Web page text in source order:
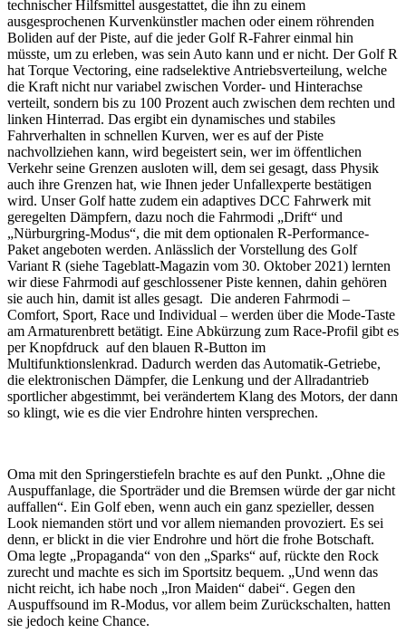
technischer Hilfsmittel ausgestattet, die ihn zu einem
ausgesprochenen Kurvenkünstler machen oder einem röhrenden
Boliden auf der Piste, auf die jeder Golf R-Fahrer einmal hin
müsste, um zu erleben, was sein Auto kann und er nicht. Der Golf R
hat Torque Vectoring, eine radselektive Antriebsverteilung, welche
die Kraft nicht nur variabel zwischen Vorder- und Hinterachse
verteilt, sondern bis zu 100 Prozent auch zwischen dem rechten und
linken Hinterrad. Das ergibt ein dynamisches und stabiles
Fahrverhalten in schnellen Kurven, wer es auf der Piste
nachvollziehen kann, wird begeistert sein, wer im öffentlichen
Verkehr seine Grenzen ausloten will, dem sei gesagt, dass Physik
auch ihre Grenzen hat, wie Ihnen jeder Unfallexperte bestätigen
wird. Unser Golf hatte zudem ein adaptives DCC Fahrwerk mit
geregelten Dämpfern, dazu noch die Fahrmodi „Drift“ und
„Nürburgring-Modus“, die mit dem optionalen R-Performance-
Paket angeboten werden. Anlässlich der Vorstellung des Golf
Variant R (siehe Tageblatt-Magazin vom 30. Oktober 2021) lernten
wir diese Fahrmodi auf geschlossener Piste kennen, dahin gehören
sie auch hin, damit ist alles gesagt. Die anderen Fahrmodi –
Comfort, Sport, Race und Individual – werden über die Mode-Taste
am Armaturenbrett betätigt. Eine Abkürzung zum Race-Profil gibt es
per Knopfdruck auf den blauen R-Button im
Multifunktionslenkrad. Dadurch werden das Automatik-Getriebe,
die elektronischen Dämpfer, die Lenkung und der Allradantrieb
sportlicher abgestimmt, bei verändertem Klang des Motors, der dann
so klingt, wie es die vier Endrohre hinten versprechen.
Oma mit den Springerstiefeln brachte es auf den Punkt. „Ohne die
Auspuffanlage, die Sporträder und die Bremsen würde der gar nicht
auffallen“. Ein Golf eben, wenn auch ein ganz spezieller, dessen
Look niemanden stört und vor allem niemanden provoziert. Es sei
denn, er blickt in die vier Endrohre und hört die frohe Botschaft.
Oma legte „Propaganda“ von den „Sparks“ auf, rückte den Rock
zurecht und machte es sich im Sportsitz bequem. „Und wenn das
nicht reicht, ich habe noch „Iron Maiden“ dabei“. Gegen den
Auspuffsound im R-Modus, vor allem beim Zurückschalten, hatten
sie jedoch keine Chance.